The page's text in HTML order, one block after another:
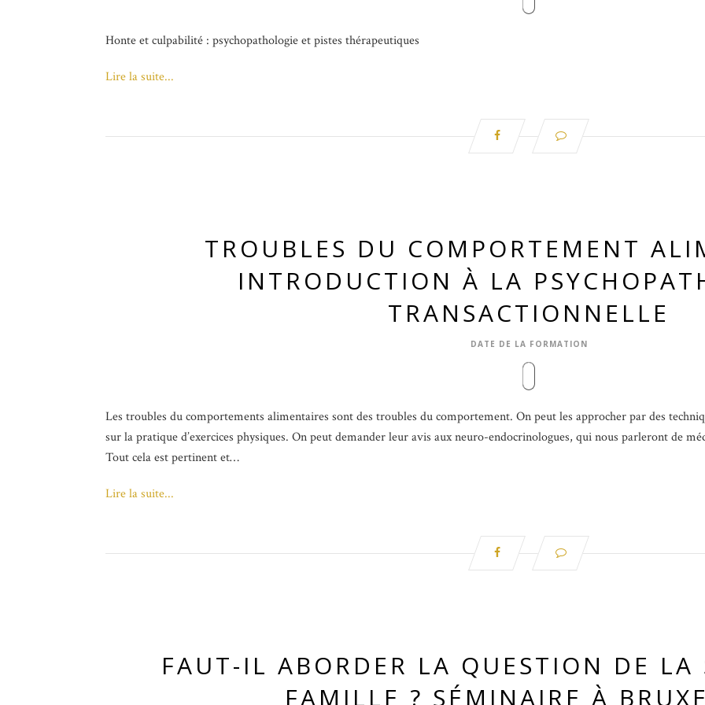
Honte et culpabilité : psychopathologie et pistes thérapeutiques
Lire la suite...
TROUBLES DU COMPORTEMENT
INTRODUCTION À LA
TRANSACTIONNELLE
DATE DE LA FORMATION
Les troubles du comportements alimentaires sont des troubles du comportement. On peut les approcher par des
sur la pratique d’exercices physiques. On peut demander leur avis aux neuro-endocrinologues, qui nous parleront de
Tout cela est pertinent et…
Lire la suite...
FAUT-IL ABORDER LA QUESTION DE LA
FAMILLE ? SÉMINAIRE À